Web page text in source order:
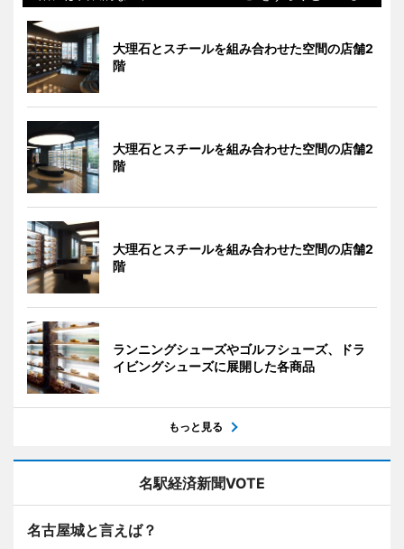
大理石とスチールを組み合わせた空間の店舗2
階
大理石とスチールを組み合わせた空間の店舗2
階
大理石とスチールを組み合わせた空間の店舗2
階
ランニングシューズやゴルフシューズ、ドラ
イビングシューズに展開した各商品
もっと見る
名駅経済新聞VOTE
名古屋城と言えば？